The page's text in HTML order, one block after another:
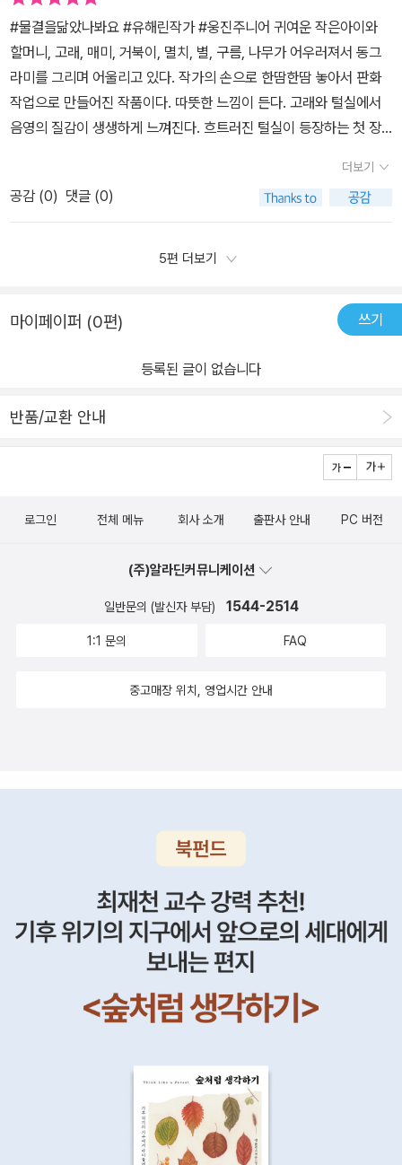
운 책사랑하는 사람들을 떠올려보며지금 흐르는 소중한 시간들도잘
흘러가고 있음을 안도하게 해주는 책인 것 같아요. 어른들에게도, 아
이들에게도 '물결을 닮았나봐요.' 추천합니다. 책을 펼치면 밀려오는
여러 감정들을 느껴보실 수 있을거예요. @woongjin_junior#물결
을닮았나봐요#웅진주니어#웅진우리그림책#글그림유해린#감정그
림책#도서추천#그림책추천#서평단#도서서평
#물결을닮았나봐요 #유해린작가 #웅진주니어 귀여운 작은아이와
할머니, 고래, 매미, 거북이, 멸치, 별, 구름, 나무가 어우러져서 동그
라미를 그리며 어울리고 있다. 작가의 손으로 한땀한땀 놓아서 판화
작업으로 만들어진 작품이다. 따뜻한 느낌이 든다. 고래와 털실에서
음영의 질감이 생생하게 느껴진다. 흐트러진 털실이 등장하는 첫 장
는 시간.표지에 등장한 소재의 시간의 길이를 털실에 담았다. 털실의
질감과 길이로 시간을 표현하였다. 각자의 시간은 털실처럼 각자의
사연을 담아 거칠다. 그리고 주어진 삶의 시간도 다르다. 유해린 작가
는 작은 아이와 흰둥이가 만나는 장면을 손꼽았다. 작은 아이와 흰둥
어우러진다. 어우러짐이 너무 예쁘게 표현되는 구성에 눈을 뗄수가
없다. 유해린 작가는 쇼팽 녹턴 2번을 들으며 작업을 했단다. 그래서
비슷하게 느껴진다. 🙂#시간 #털실 #100세그림책 #인생그림책 #
책으로소통하기 #book #그림책 #그림책북큐레이터 #북스타그램
더보기
공감 (0) 댓글 (0)
5편 더보기
마이페이퍼 (0편) 쓰기
등록된 글이 없습니다
반품/교환 안내
로그인 전체 메뉴 회사 소개 출판사 안내 PC 버전
(주)알라딘커뮤니케이션
일반문의 (발신자 부담) 1544-2514
1:1 문의 FAQ
중고매장 위치, 영업시간 안내